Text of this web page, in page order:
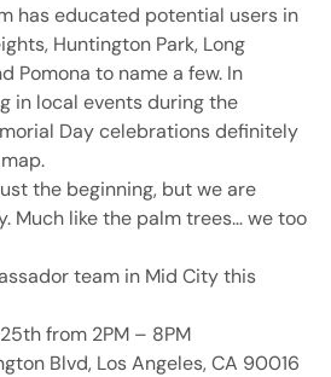
has educated potential users in
Huntington Park, Long
Pomona to name a few. In
in local events during the
Day celebrations definitely
the beginning, but we are
Much like the palm trees… we too
team in Mid City this
from 2PM – 8PM
Blvd, Los Angeles, CA 90016